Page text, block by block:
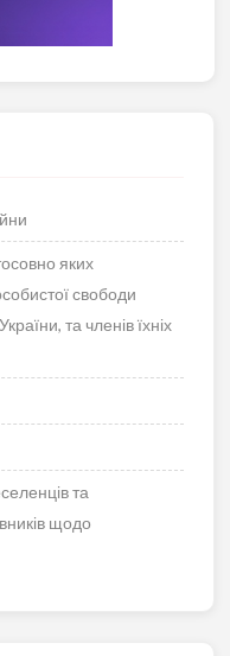
яких
свободи
та членів їхніх
та
щодо